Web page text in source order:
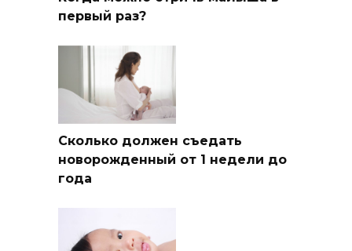
первый раз?
Сколько должен съедать
новорожденный от 1 недели до
года